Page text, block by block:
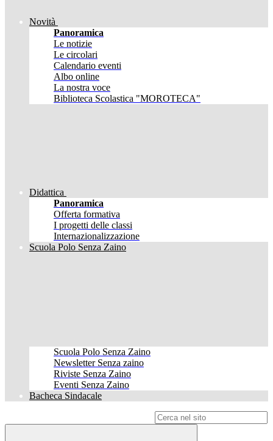
Novità
Panoramica
Le notizie
Le circolari
Calendario eventi
Albo online
La nostra voce
Biblioteca Scolastica "MOROTECA"
Didattica
Panoramica
Offerta formativa
I progetti delle classi
Internazionalizzazione
Scuola Polo Senza Zaino
Scuola Polo Senza Zaino
Newsletter Senza zaino
Riviste Senza Zaino
Eventi Senza Zaino
Bacheca Sindacale